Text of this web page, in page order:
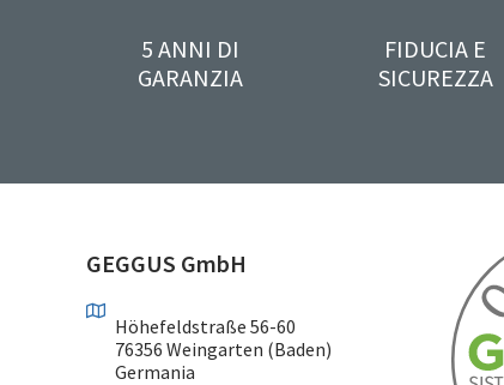
5 ANNI DI
GARANZIA
FIDUCIA E
SICUREZZA
GEGGUS GmbH
Höhefeldstraße 56-60
76356 Weingarten (Baden)
Germania